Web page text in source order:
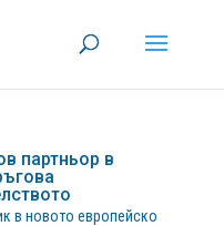
партньор в
в новото европейско